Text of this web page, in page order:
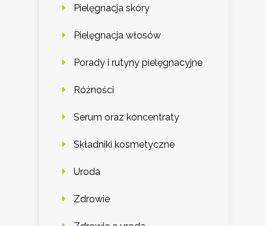
Pielęgnacja skóry
Pielęgnacja włosów
Porady i rutyny pielęgnacyjne
Różności
Serum oraz koncentraty
Składniki kosmetyczne
Uroda
Zdrowie